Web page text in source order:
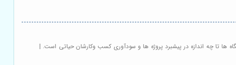
ها تا چه اندازه در پیشبرد پروژه ها و سودآوری کسب وکارشان حیاتی است. |